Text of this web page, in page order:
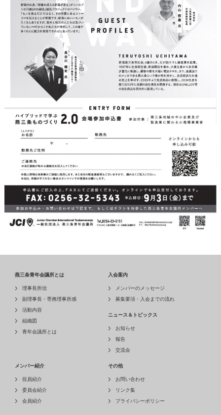
燕三条青年会議所とは
理事長所信
副理事長・専務理事所感
活動内容
組織図
青年会議所とは
入会案内
メンバーのメッセージ
募集要項・入会までの流れ
ニュース＆トピックス
お知らせ
報告
交流会
メンバー紹介
役員紹介
委員会紹介
会員紹介
その他
お問い合わせ
リンク集
プライバシーポリシー